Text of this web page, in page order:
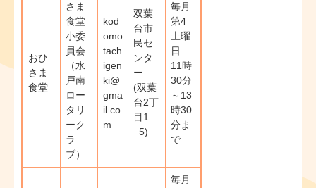
おひ
さま
食堂
さま
食堂
小委
員会
（水
戸南
ロー
タリ
ーク
ラ
ブ）
kod
omo
tach
igen
ki@
gma
il.co
m
双葉
台市
民セ
ンタ
ー
(双葉
台2丁
目1
−5)
毎月
第4
土曜
日
​11時
30分
～13
時30
分ま
で
毎月